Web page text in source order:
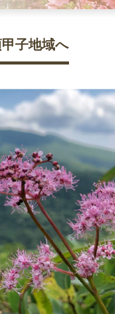
子地域へ